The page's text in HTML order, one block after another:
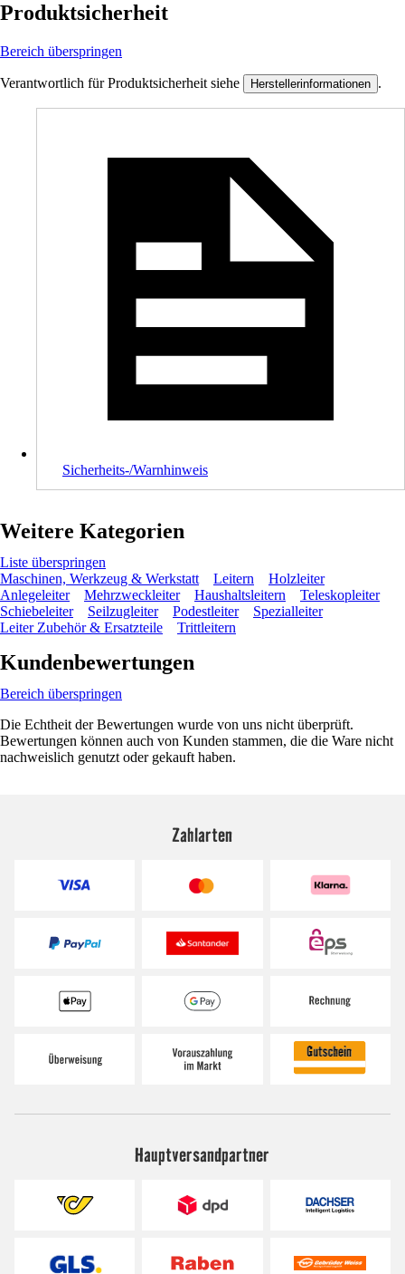
Produktsicherheit
Bereich überspringen
Verantwortlich für Produktsicherheit siehe Herstellerinformationen .
Sicherheits-/Warnhinweis
Weitere Kategorien
Liste überspringen
Maschinen, Werkzeug & Werkstatt
Leitern
Holzleiter
Anlegeleiter
Mehrzweckleiter Haushaltsleitern
Teleskopleiter
Schiebeleiter
Seilzugleiter Podestleiter
Spezialleiter
Leiter Zubehör & Ersatzteile
Trittleitern
Kundenbewertungen
Bereich überspringen
Die Echtheit der Bewertungen wurde von uns nicht überprüft.
Bewertungen können auch von Kunden stammen, die die Ware nicht
nachweislich genutzt oder gekauft haben.
Zahlarten
Hauptversandpartner